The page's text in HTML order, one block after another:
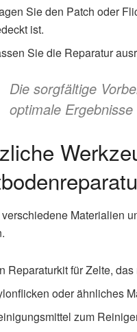
Sie den Patch oder
ist.
Sie die Reparatur
Die sorgfältige
optimale
Materialien
Reparaturkit für Zelte,
oder ähnliches
zum